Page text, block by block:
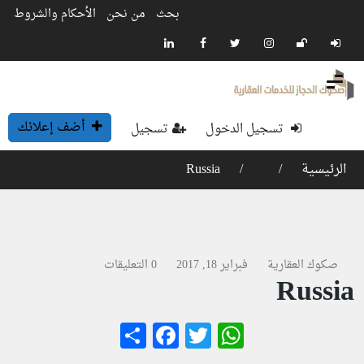
بحث من نحن الأحكام والشروط
تسجيل الدخول تسجيل
أضف إعلانك
الرئيسية
Russia
صكوك العقارية فبراير 18, 2017 0 التعليقات
Russia
WhatsApp
Twitter
Facebook